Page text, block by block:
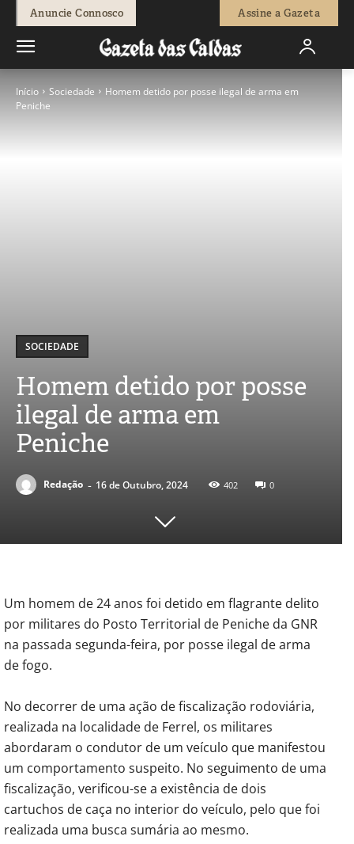
Anuncie Connosco Assine a Gazeta
Início Sociedade
Homem detido por posse ilegal de arma em
Peniche
SOCIEDADE
Homem detido por posse
ilegal de arma em
Peniche
Redação - 16 de Outubro, 2024 402 0
Um homem de 24 anos foi detido em flagrante delito
por militares do Posto Territorial de Peniche da GNR
na passada segunda-feira, por posse ilegal de arma
de fogo.
No decorrer de uma ação de fiscalização rodoviária,
realizada na localidade de Ferrel, os militares
abordaram o condutor de um veículo que manifestou
um comportamento suspeito. No seguimento de uma
fiscalização, verificou-se a existência de dois
cartuchos de caça no interior do veículo, pelo que foi
realizada uma busca sumária ao mesmo.